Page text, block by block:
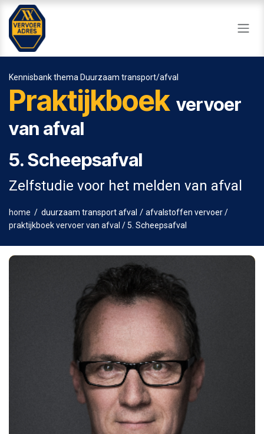
Overslaan naar inhoud
Kennisbank thema Duurzaam transport/afval
Praktijkboek vervoer
van afval
5. Scheepsafval
Zelfstudie voor het melden van afval
home / duurzaam transport afval / afvalstoffen vervoer/
praktijkboek vervoer van afval / 5. Scheepsafval